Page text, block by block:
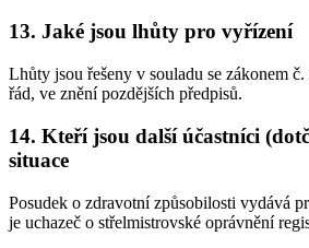
13. Jaké jsou lhůty pro vyřízení
Lhůty jsou řešeny v souladu se zákonem
řád, ve znění pozdějších předpisů.
14. Kteří jsou další účastníci
situace
Posudek o zdravotní způsobilosti vydává
je uchazeč o střelmistrovské oprávnění